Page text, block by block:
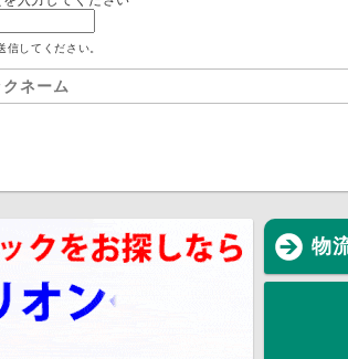
信してください。
物